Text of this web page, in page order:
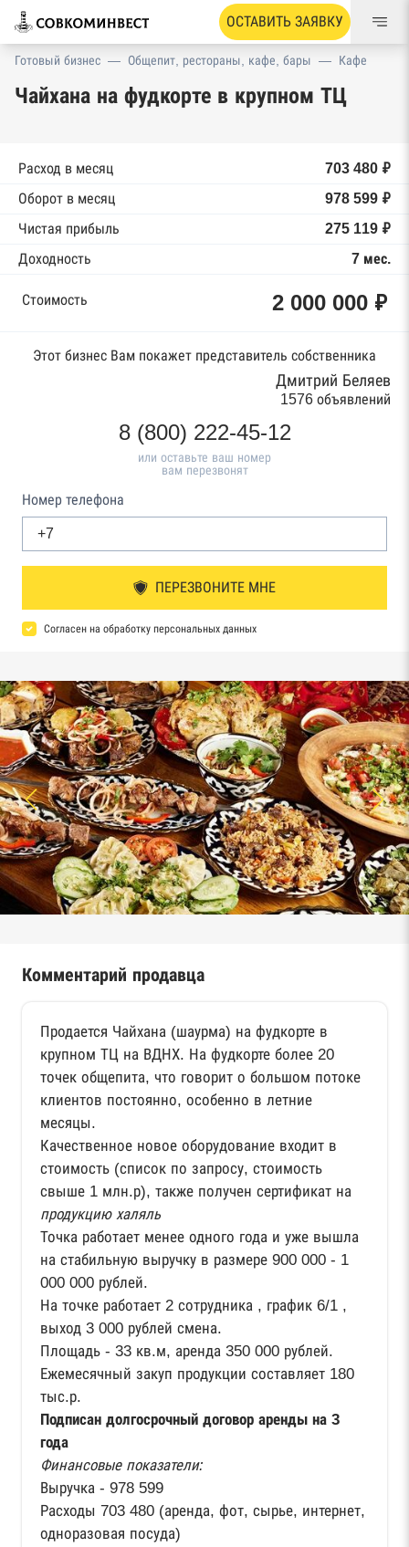
ОСТАВИТЬ ЗАЯВКУ
Готовый бизнес — Общепит, рестораны, кафе, бары — Кафе
Чайхана на фудкорте в крупном ТЦ
Расход в месяц
703 480 ₽
Оборот в месяц
978 599 ₽
Чистая прибыль
275 119 ₽
Доходность
7 мес.
Стоимость 2 000 000 ₽
Этот бизнес Вам покажет представитель собственника
Дмитрий Беляев
1576 объявлений
8 (800) 222-45-12
или оставьте ваш номер
вам перезвонят
Номер телефона
ПЕРЕЗВОНИТЕ МНЕ
Согласен на обработку персональных данных
Комментарий продавца
Продается Чайхана (шаурма) на фудкорте в
крупном ТЦ на ВДНХ. На фудкорте более 20
точек общепита, что говорит о большом потоке
клиентов постоянно, особенно в летние
месяцы.
Качественное новое оборудование входит в
стоимость (список по запросу, стоимость
свыше 1 млн.р), также получен сертификат на
продукцию халяль
Точка работает менее одного года и уже вышла
на стабильную выручку в размере 900 000 - 1
000 000 рублей.
На точке работает 2 сотрудника , график 6/1 ,
выход 3 000 рублей смена.
Площадь - 33 кв.м, аренда 350 000 рублей.
Ежемесячный закуп продукции составляет 180
тыс.р.
Подписан долгосрочный договор аренды на 3
года
Финансовые показатели:
Выручка - 978 599
Расходы 703 480 (аренда, фот, сырье, интернет,
одноразовая посуда)